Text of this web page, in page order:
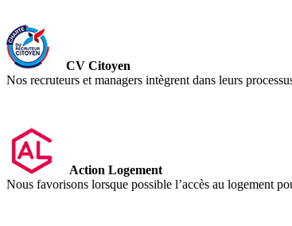
CV Citoyen
Nos recruteurs et managers intègrent dans leurs
Action Logement
Nous favorisons lorsque possible l’accès au logement